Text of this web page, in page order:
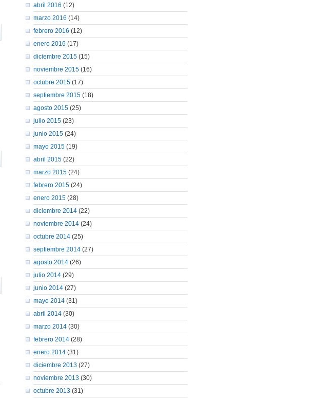
abril 2016 (12)
marzo 2016 (14)
febrero 2016 (12)
enero 2016 (17)
diciembre 2015 (15)
noviembre 2015 (16)
octubre 2015 (17)
septiembre 2015 (18)
agosto 2015 (25)
julio 2015 (23)
junio 2015 (24)
mayo 2015 (19)
abril 2015 (22)
marzo 2015 (24)
febrero 2015 (24)
enero 2015 (28)
diciembre 2014 (22)
noviembre 2014 (24)
octubre 2014 (25)
septiembre 2014 (27)
agosto 2014 (26)
julio 2014 (29)
junio 2014 (27)
mayo 2014 (31)
abril 2014 (30)
marzo 2014 (30)
febrero 2014 (28)
enero 2014 (31)
diciembre 2013 (27)
noviembre 2013 (30)
octubre 2013 (31)